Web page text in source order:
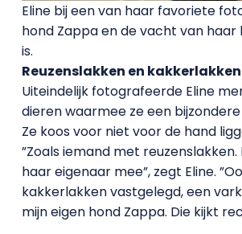
Eline bij een van haar favoriete
hond Zappa en de vacht van haar
is.
Reuzenslakken en kakkerlakken
Uiteindelijk fotografeerde Eline
dieren waarmee ze een
Ze koos voor niet voor de hand
”Zoals iemand met
haar eigenaar mee”, zegt Eline.
kakkerlakken vastgelegd, een
mijn eigen hond Zappa. Die kijkt